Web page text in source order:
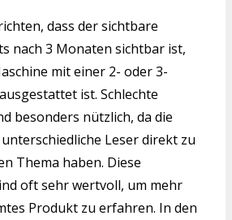
dass der sichtbare
nach 3 Monaten sichtbar ist,
mit einer 2- oder 3-
ist. Schlechte
besonders nützlich, da die
Leser direkt zu
Thema haben. Diese
oft sehr wertvoll, um mehr
Produkt zu erfahren. In den